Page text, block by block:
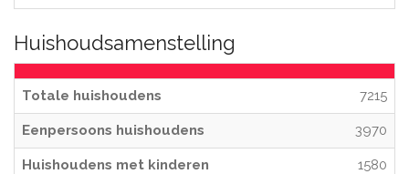
Huishoudsamenstelling
Totale huishoudens 7215
Eenpersoons huishoudens 3970
Huishoudens met kinderen 1580